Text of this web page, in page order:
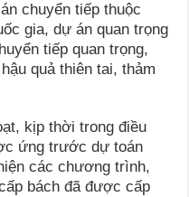
chuyển tiếp thuộc
gia, dự án quan trọng
tiếp quan trọng,
quả thiên tai, thảm
kịp thời trong điều
ứng trước dự toán
các chương trình,
bách đã được cấp